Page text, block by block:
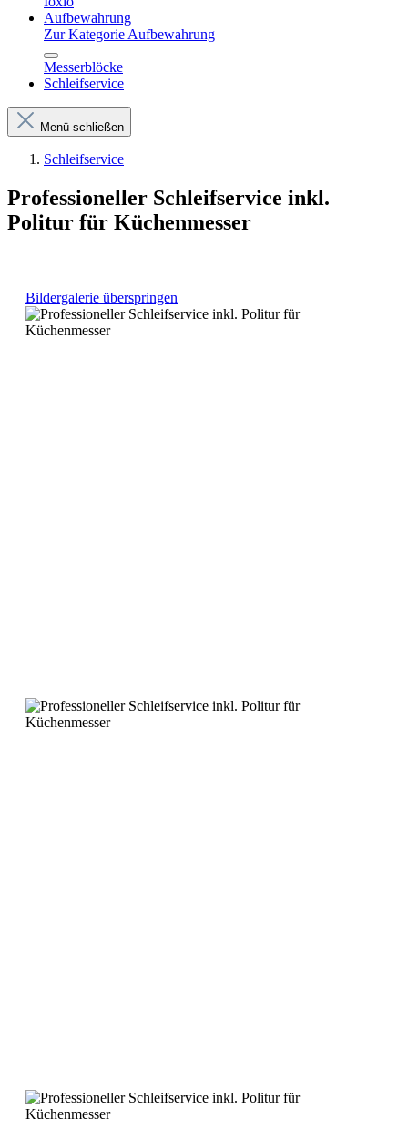
Aufbewahrung
Zur Kategorie Aufbewahrung
Messerblöcke
Schleifservice
Menü schließen
Schleifservice
Professioneller Schleifservice inkl.
Politur für Küchenmesser
Bildergalerie überspringen